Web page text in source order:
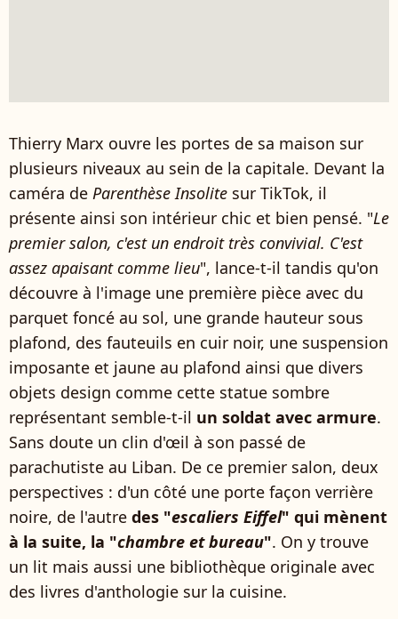
Thierry Marx ouvre les portes de sa maison sur
plusieurs niveaux au sein de la capitale. Devant la
caméra de Parenthèse Insolite sur TikTok, il
présente ainsi son intérieur chic et bien pensé. "Le
premier salon, c'est un endroit très convivial. C'est
assez apaisant comme lieu", lance-t-il tandis qu'on
découvre à l'image une première pièce avec du
parquet foncé au sol, une grande hauteur sous
plafond, des fauteuils en cuir noir, une suspension
imposante et jaune au plafond ainsi que divers
objets design comme cette statue sombre
représentant semble-t-il un soldat avec armure.
Sans doute un clin d'œil à son passé de
parachutiste au Liban. De ce premier salon, deux
perspectives : d'un côté une porte façon verrière
noire, de l'autre des "escaliers Eiffel" qui mènent
à la suite, la "chambre et bureau". On y trouve
un lit mais aussi une bibliothèque originale avec
des livres d'anthologie sur la cuisine.